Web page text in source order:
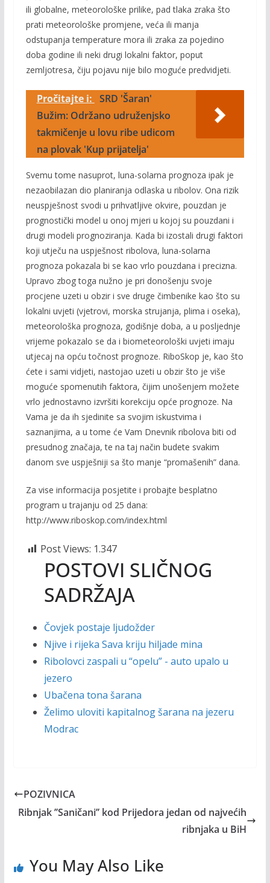
ili globalne, meteorološke prilike, pad tlaka zraka što
prati meteorološke promjene, veća ili manja
odstupanja temperature mora ili zraka za pojedino
doba godine ili neki drugi lokalni faktor, poput
zemljotresa, čiju pojavu nije bilo moguće predvidjeti.
Pročitajte i: SRD 'Šaran'
Bužim: Održano udruženjsko
takmičenje u lovu ribe udicom
na plovak 'Kup prijatelja'
Svemu tome nasuprot, luna-solarna prognoza ipak je
nezaobilazan dio planiranja odlaska u ribolov. Ona rizik
neuspješnost svodi u prihvatljive okvire, pouzdan je
prognostički model u onoj mjeri u kojoj su pouzdani i
drugi modeli prognoziranja. Kada bi izostali drugi faktori
koji utječu na uspješnost ribolova, luna-solarna
prognoza pokazala bi se kao vrlo pouzdana i precizna.
Upravo zbog toga nužno je pri donošenju svoje
procjene uzeti u obzir i sve druge čimbenike kao što su
lokalni uvjeti (vjetrovi, morska strujanja, plima i oseka),
meteorološka prognoza, godišnje doba, a u posljednje
vrijeme pokazalo se da i biometeorološki uvjeti imaju
utjecaj na opću točnost prognoze. RiboSkop je, kao što
ćete i sami vidjeti, nastojao uzeti u obzir što je više
moguće spomenutih faktora, čijim unošenjem možete
vrlo jednostavno izvršiti korekciju opće prognoze. Na
Vama je da ih sjedinite sa svojim iskustvima i
saznanjima, a u tome će Vam Dnevnik ribolova biti od
presudnog značaja, te na taj način budete svakim
danom sve uspješniji sa što manje “promašenih” dana.
Za vise informacija posjetite i probajte besplatno
program u trajanju od 25 dana:
http://www.riboskop.com/index.html
Post Views: 1.347
POSTOVI SLIČNOG
SADRŽAJA
Čovjek postaje ljudožder
Njive i rijeka Sava kriju hiljade mina
Ribolovci zaspali u “opelu” - auto upalo u
jezero
Ubačena tona šarana
Želimo uloviti kapitalnog šarana na jezeru
Modrac
POZIVNICA
Ribnjak ’’Saničani’’ kod Prijedora jedan od najvećih
ribnjaka u BiH
You May Also Like